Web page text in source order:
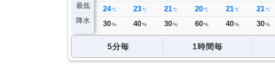
最低
降水
23℃
ミリ
24 ℃
30 %
23 ℃
40 %
21 ℃
30 %
20 ℃
60 %
21℃
40%
21℃
30%
5分毎 1時間毎